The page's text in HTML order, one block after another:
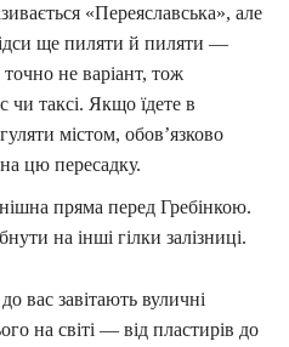
«Переяславська», але
ще пиляти й пиляти —
не варіант, тож
чи таксі. Якщо їдете в
містом, обов’язково
цю пересадку.
пряма перед Гребінкою.
на інші гілки залізниці.
вас завітають вуличні
на світі — від пластирів до